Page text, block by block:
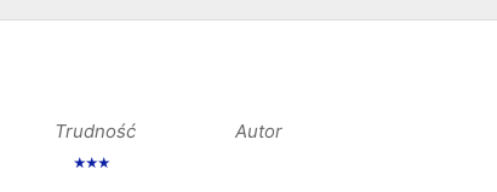
Trudność Autor
★★★